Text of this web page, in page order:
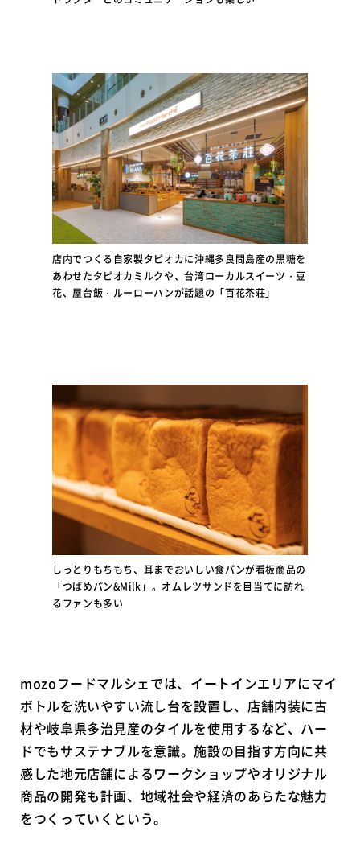
店内でつくる自家製タピオカに沖縄多良間島産の黒糖を
あわせたタピオカミルクや、台湾ローカルスイーツ・豆
花、屋台飯・ルーローハンが話題の「百花茶荘」
しっとりもちもち、耳までおいしい食パンが看板商品の
「つばめパン&Milk」。オムレツサンドを目当てに訪れ
るファンも多い
mozoフードマルシェでは、イートインエリアにマイ
ボトルを洗いやすい流し台を設置し、店舗内装に古
材や岐阜県多治見産のタイルを使用するなど、ハー
ドでもサステナブルを意識。施設の目指す方向に共
感した地元店舗によるワークショップやオリジナル
商品の開発も計画、地域社会や経済のあらたな魅力
をつくっていくという。